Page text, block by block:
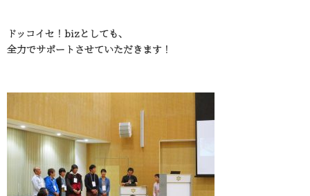
ドッコイセ！bizとしても、
全力でサポートさせていただきます！